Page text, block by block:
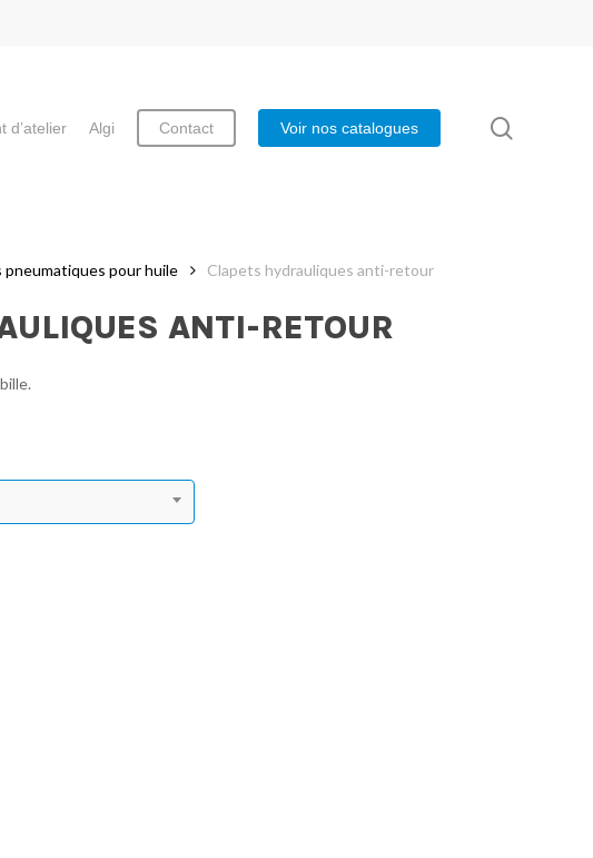
d’atelier Algi Contact Voir nos catalogues
pneumatiques pour huile Clapets hydrauliques anti-retour
ANTI-RETOUR